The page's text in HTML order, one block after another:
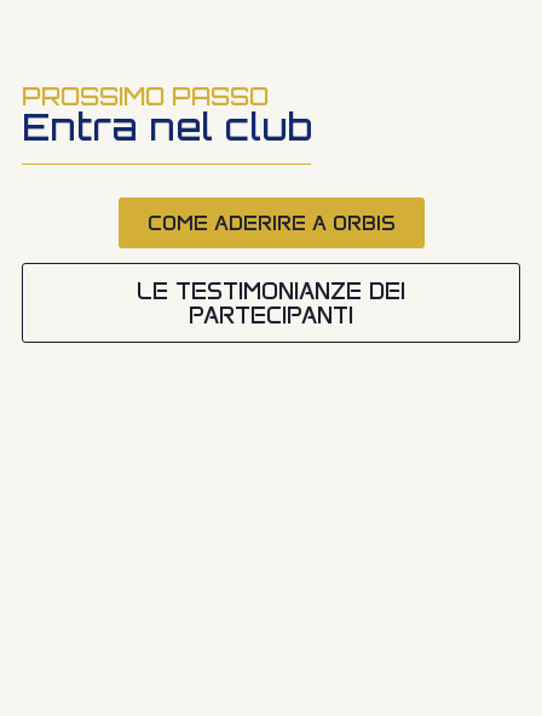
PROSSIMO PASSO
Entra nel club
COME ADERIRE A ORBIS
LE TESTIMONIANZE DEI
PARTECIPANTI